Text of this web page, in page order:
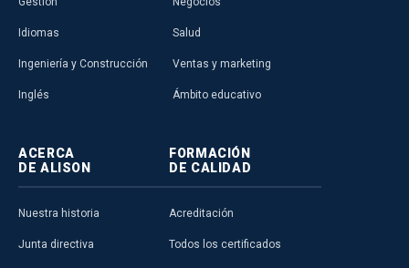
Idiomas
Ingeniería y Construcción
Inglés
Salud
Ventas y marketing
Ámbito educativo
ACERCA
DE ALISON
Nuestra historia
Junta directiva
FORMACIÓN
DE CALIDAD
Acreditación
Todos los certificados